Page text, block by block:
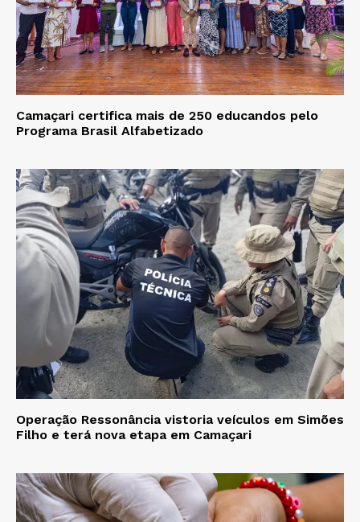
Camaçari certifica mais de 250 educandos pelo
Programa Brasil Alfabetizado
Operação Ressonância vistoria veículos em Simões
Filho e terá nova etapa em Camaçari